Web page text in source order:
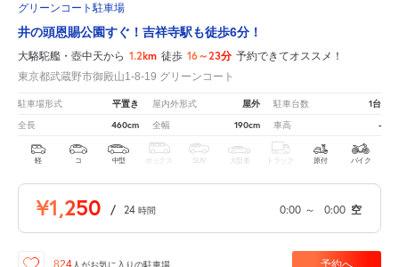
グリーンコート駐車場
井の頭恩賜公園すぐ！吉祥寺駅も徒歩6分！
大駱駝艦・壺中天から 1.2km 徒歩 16～23分 予約できてオススメ！
東京都武蔵野市御殿山1-8-19 グリーンコート
駐車場形式 平置き 屋内外形式 屋外 駐車台数 1台
全長 460cm 全幅 190cm 車高 -
軽 コ 中型 ボックス SUV 大型車 トラック 原付 バイク
¥1,250 / 24 時間 0:00 ～ 0:00 空
予約へ